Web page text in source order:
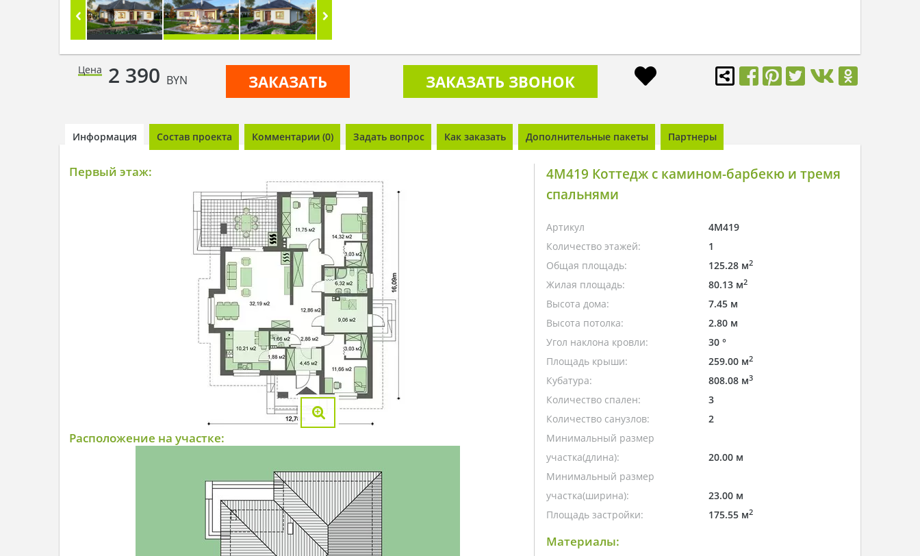
Цена 2 390 BYN ЗАКАЗАТЬ ЗАКАЗАТЬ ЗВОНОК
Информация Состав проекта Комментарии (0) Задать вопрос Как заказать Дополнительные пакеты Партнеры
Первый этаж:
Расположение на участке:
4M419 Коттедж с камином-барбекю и тремя
спальнями
Артикул
4M419
Количество этажей:
1
Общая площадь:
125.28 м2
Жилая площадь: 80.13 м2
Высота дома:
7.45 м
Высота потолка:
2.80 м
Угол наклона кровли:
30 °
Площадь крыши:
259.00 м2
Кубатура: 808.08 м3
Количество спален:
3
Количество санузлов:
2
Минимальный размер
участка(длина):
20.00 м
Минимальный размер
участка(ширина):
23.00 м
Площадь застройки:
175.55 м2
Материалы: